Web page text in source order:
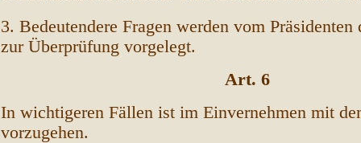
3. Bedeutendere Fragen werden vom
zur Überprüfung vorgelegt.
Art. 6
In wichtigeren Fällen ist im Einvernehmen mit
vorzugehen.